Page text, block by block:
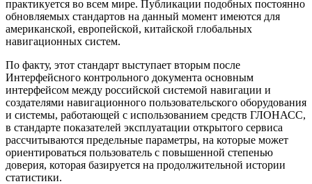
практикуется во всем мире. Публикации подобных постоянно
обновляемых стандартов на данный момент имеются для
американской, европейской, китайской глобальных
навигационных систем.
По факту, этот стандарт выступает вторым после
Интерфейсного контрольного документа основным
интерфейсом между российской системой навигации и
создателями навигационного пользовательского оборудования
и системы, работающей с использованием средств ГЛОНАСС,
в стандарте показателей эксплуатации открытого сервиса
рассчитываются предельные параметры, на которые может
ориентироваться пользователь с повышенной степенью
доверия, которая базируется на продолжительной истории
статистики.